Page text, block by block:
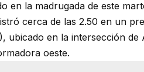
en la madrugada de este
cerca de las 2.50 en un
ubicado en la intersección
oeste.